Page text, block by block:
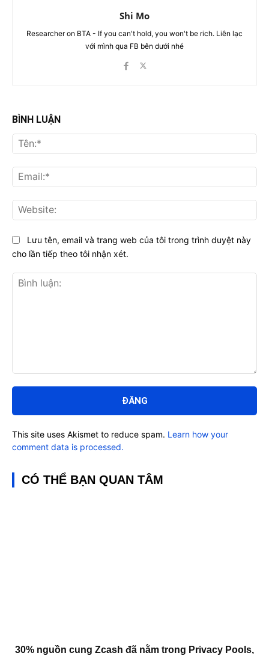
Shi Mo
Researcher on BTA - If you can't hold, you won't be rich. Liên lạc
với mình qua FB bên dưới nhé
BÌNH LUẬN
luận:
Lưu tên, email và trang web của tôi trong trình duyệt này
cho lần tiếp theo tôi nhận xét.
This site uses Akismet to reduce spam. Learn how your
comment data is processed.
CÓ THỂ BẠN QUAN TÂM
30% nguồn cung Zcash đã nằm trong Privacy Pools,